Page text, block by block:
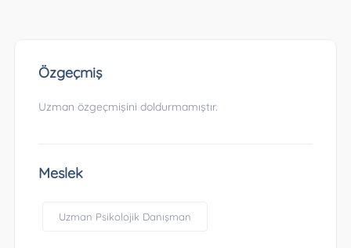
Özgeçmiş
Uzman özgeçmişini doldurmamıştır.
Meslek
Uzman Psikolojik Danışman